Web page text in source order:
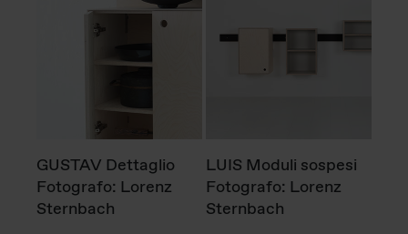
GUSTAV Dettaglio
Fotografo: Lorenz
Sternbach
LUIS Moduli sospesi
Fotografo: Lorenz
Sternbach